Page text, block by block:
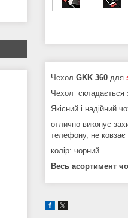
Чехол GKK 360 для
Чехол складається
Якісний і надійний
отлично виконує
телефону, не ковзає
колір: чорний.
Весь асортимент